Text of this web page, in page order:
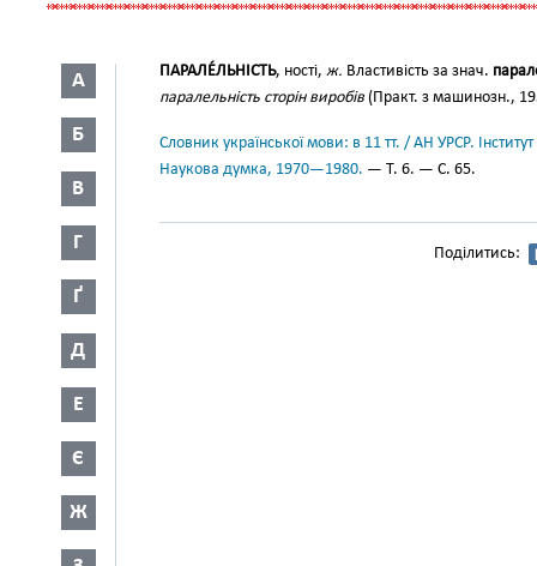
А
Б
В
Г
Ґ
Д
Е
Є
Ж
ПАРАЛЕ́ЛЬНІСТЬ, ності, ж. Властивість за знач.
паралельність сторін виробів (Практ. з машинозн.,
Словник української мови: в 11 тт. / АН УРСР.
Наукова думка, 1970—1980. — Т. 6. — С. 65.
Поділитись: